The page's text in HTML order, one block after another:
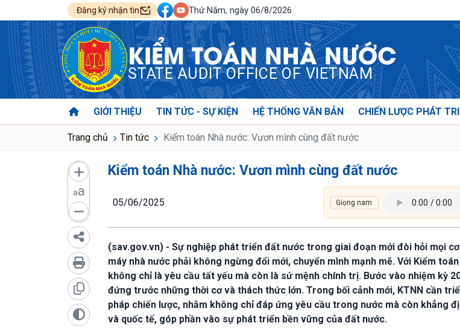
Đăng ký nhận tin Thứ Năm, ngày 06/8/2026
KIỂM TOÁN NHÀ NƯỚC
STATE AUDIT OFFICE OF VIETNAM
GIỚI THIỆU TIN TỨC - SỰ KIỆN HỆ THỐNG VĂN BẢN CHIẾN LƯỢC PHÁT
Trang chủ Tin tức Kiểm toán Nhà nước: Vươn mình cùng đất nước
aa
Kiểm toán Nhà nước: Vươn mình cùng đất nước
05/06/2025
(sav.gov.vn) - Sự nghiệp phát triển đất nước trong giai đoạn mới đòi hỏi mọi
máy nhà nước phải không ngừng đổi mới, chuyển mình mạnh mẽ. Với Kiểm
không chỉ là yêu cầu tất yếu mà còn là sứ mệnh chính trị. Bước vào nhiệm kỳ
đứng trước những thời cơ và thách thức lớn. Trong bối cảnh mới, KTNN cần
pháp chiến lược, nhằm không chỉ đáp ứng yêu cầu trong nước mà còn khẳng
và quốc tế, góp phần vào sự phát triển bền vững của đất nước.